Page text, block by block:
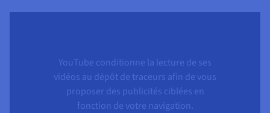
YouTube conditionne la lecture de ses
vidéos au dépôt de traceurs afin de vous
proposer des publicités ciblées en
fonction de votre navigation.